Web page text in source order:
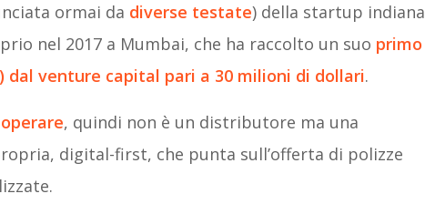
ormai da diverse testate) della startup indiana
nel 2017 a Mumbai, che ha raccolto un suo primo
venture capital pari a 30 milioni di dollari.
, quindi non è un distributore ma una
digital-first, che punta sull’offerta di polizze